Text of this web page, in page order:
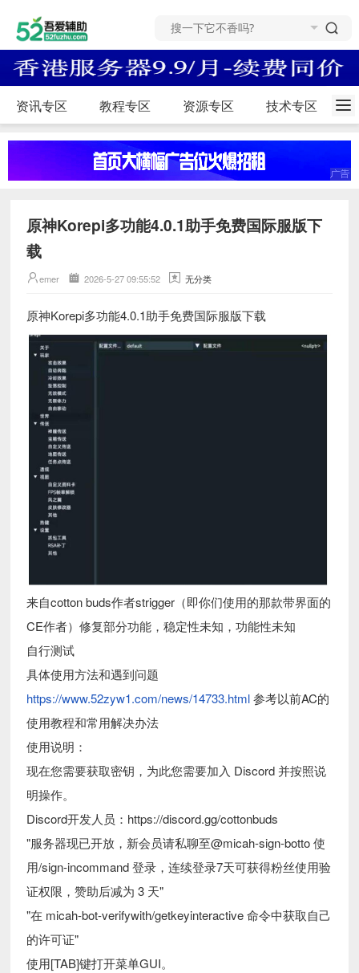
资讯专区 教程专区 资源专区 技术专区
原神Korepi多功能4.0.1助手免费国际服版下
载
emer 2026-5-27 09:55:52 无分类
原神Korepi多功能4.0.1助手免费国际服版下载
来自cotton buds作者strigger（即你们使用的那款带界面的
CE作者）修复部分功能，稳定性未知，功能性未知
自行测试
具体使用方法和遇到问题
https://www.52zyw1.com/news/14733.html参考以前AC的
使用教程和常用解决办法
使用说明：
现在您需要获取密钥，为此您需要加入 Discord 并按照说
明操作。
Discord开发人员：https://discord.gg/cottonbuds
"服务器现已开放，新会员请私聊至@micah-sign-botto 使
用/sign-incommand 登录，连续登录7天可获得粉丝使用验
证权限，赞助后减为 3 天"
"在 micah-bot-verifywith/getkeyinteractive 命令中获取自己
的许可证"
使用[TAB]键打开菜单GUI。